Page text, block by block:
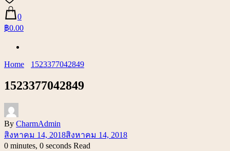
0
฿0.00
Home 1523377042849
1523377042849
By CharmAdmin
สิงหาคม 14, 2018สิงหาคม 14, 2018
0 minutes, 0 seconds Read